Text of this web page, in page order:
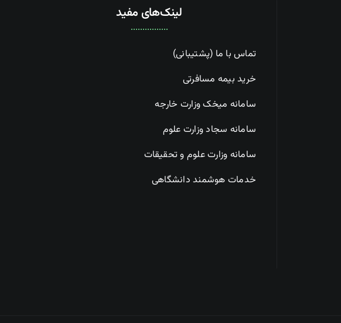
لینک‌های مفید
تماس با ما (پشتیبانی)
خرید بیمه مسافرتی
سامانه میخک وزارت خارجه
سامانه سجاد وزارت علوم
سامانه وزارت علوم و تحقیقات
خدمات هوشمند دانشگاهی